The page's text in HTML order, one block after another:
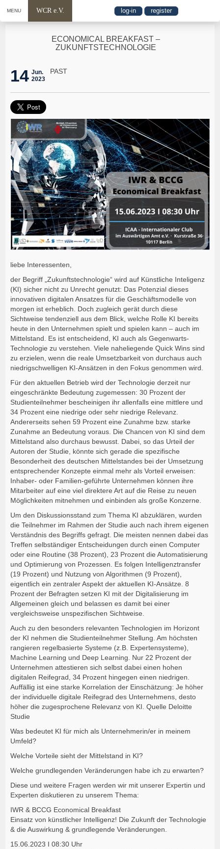
MENU WCR e.V. log-in register
ECONOMICAL BREAKFAST –
ZUKUNFTSTECHNOLOGIE
14 Jun.
2023
PAST
liebe Interessenten,
der Begriff „Zukunftstechnologie“ wird auf Künstliche Inteligenz
(KI) sicher nicht zu Unrecht genutzt: Das Potenzial dieses
innovativen digitalen Ansatzes für die Geschäftsmodelle von
morgen ist erheblich. Doch zugleich gerät durch diese
Sichtweise tendenziell aus dem Blick, welche Rolle KI bereits
heute in den Unternehmen spielt und spielen kann – auch im
Mittelstand. Es ist entscheidend, KI auch als Gegenwarts-
Technologie zu verstehen. Viele naheliegende Quick Wins sind
zu erzielen, wenn die reale Umsetzbarkeit von durchaus auch
niedrigschwelligen KI-Ansätzen in den Fokus genommen wird.
Für den aktuellen Betrieb wird der Technologie derzeit nur
eingeschränkte Bedeutung zugemessen: 30 Prozent der
Studienteilnehmer bescheinigen ihr allenfalls eine mittlere und
34 Prozent eine niedrige oder sehr niedrige Relevanz.
Andererseits sehen 59 Prozent eine Zunahme bzw. starke
Zunahme an Bedeutung voraus. Die Chancen von KI sind dem
Mittelstand also durchaus bewusst. Dabei, so das Urteil der
Autoren der Studie, könnte sich gerade die spezifische
Besonderheit des deutschen Mittelstandes bei der Umsetzung
entsprechender Konzepte einmal mehr als Vorteil erweisen:
Inhaber- oder Familien-geführte Unternehmen können ihre
Mitarbeiter auf eine viel direktere Art auf die Reise zu neuen
Möglichkeiten mitnehmen und einbinden als große Konzerne.
Um den Diskussionsstand zum Thema KI abzuklären, wurden
die Teilnehmer im Rahmen der Studie auch nach ihrem eigenen
Verständnis des Begriffs gefragt. Die meisten nennen dabei das
Treffen selbständiger Entscheidungen durch einen Computer
oder eine Routine (38 Prozent), 23 Prozent die Automatisierung
und Optimierung von Prozessen. Es folgen Intelligenztransfer
(19 Prozent) und Nutzung von Algorithmen (9 Prozent),
eigentlich ein zentraler Aspekt der aktuellen KI-Ansätze. 8
Prozent der Befragten setzen KI mit der Digitalisierung im
Allgemeinen gleich und belassen es damit bei einer
vergleichsweise unspezifischen Sichtweise.
Auch zu den besonders relevanten Technologien im Horizont
der KI nehmen die Studienteilnehmer Stellung. Am höchsten
rangieren regelbasierte Systeme (z.B. Expertensysteme),
Machine Learning und Deep Learning. Nur 22 Prozent der
Unternehmen attestieren sich selbst dabei einen hohen
digitalen Reifegrad, 34 Prozent hingegen einen niedrigen.
Auffällig ist eine starke Korrelation der Einschätzung: Je höher
der individuelle digitale Reifegrad des Unternehmens, desto
höher die zugesprochene Relevanz von KI. Quelle Deloitte
Studie
Was bedeutet KI für mich als Unternehmerin/er in meinem
Umfeld?
Welche Vorteile sieht der Mittelstand in KI?
Welche grundlegenden Veränderungen habe ich zu erwarten?
Diese und weitere Fragen werden wir mit unserer Expertin und
Experten diskutieren zu unserem Thema:
IWR & BCCG Economical Breakfast
Einsatz von künstlicher Intelligenz! Die Zukunft der Technologie
& die Auswirkung & grundlegende Veränderungen.
15.06.2023 I 08:30 Uhr